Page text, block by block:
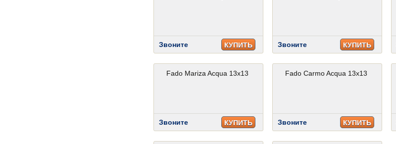
Звоните КУПИТЬ Звоните КУПИТЬ
Fado Mariza Acqua 13x13
Звоните КУПИТЬ
Fado Carmo Acqua 13x13
Звоните КУПИТЬ